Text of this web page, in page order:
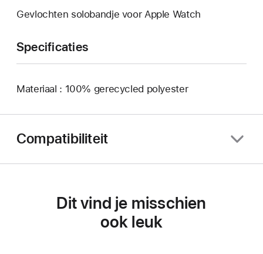
Gevlochten solobandje voor Apple Watch
Specificaties
Materiaal : 100% gerecycled polyester
Compatibiliteit
Dit vind je misschien
ook leuk